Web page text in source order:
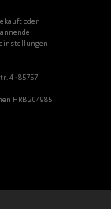
oder
4 · 85757
HRB 204985